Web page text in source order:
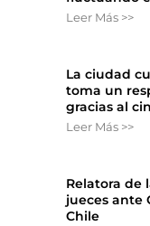
Leer Más >>
La ciudad
toma un
gracias al
Leer Más >>
Relatora de
jueces ante
Chile